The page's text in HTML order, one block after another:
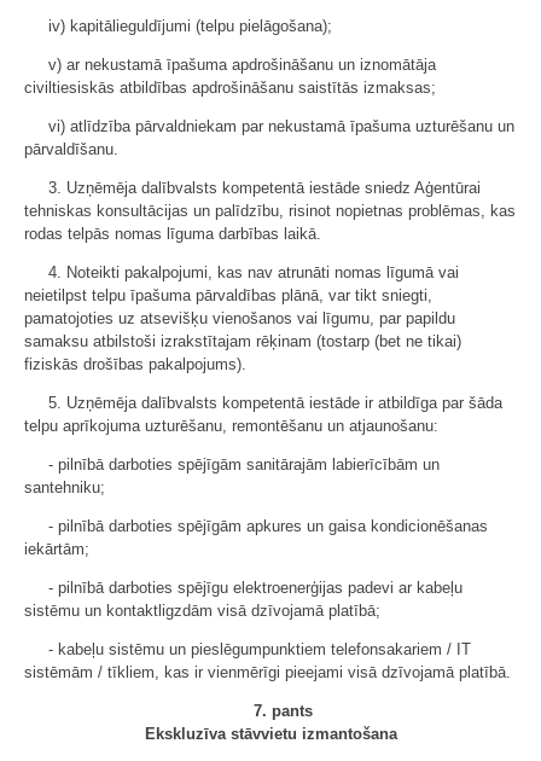
iv) kapitālieguldījumi (telpu pielāgošana);
v) ar nekustamā īpašuma apdrošināšanu un iznomātāja
civiltiesiskās atbildības apdrošināšanu saistītās izmaksas;
vi) atlīdzība pārvaldniekam par nekustamā īpašuma uzturēšanu un
pārvaldīšanu.
3. Uzņēmēja dalībvalsts kompetentā iestāde sniedz Aģentūrai
tehniskas konsultācijas un palīdzību, risinot nopietnas problēmas, kas
rodas telpās nomas līguma darbības laikā.
4. Noteikti pakalpojumi, kas nav atrunāti nomas līgumā vai
neietilpst telpu īpašuma pārvaldības plānā, var tikt sniegti,
pamatojoties uz atsevišķu vienošanos vai līgumu, par papildu
samaksu atbilstoši izrakstītajam rēķinam (tostarp (bet ne tikai)
fiziskās drošības pakalpojums).
5. Uzņēmēja dalībvalsts kompetentā iestāde ir atbildīga par šāda
telpu aprīkojuma uzturēšanu, remontēšanu un atjaunošanu:
- pilnībā darboties spējīgām sanitārajām labierīcībām un
santehniku;
- pilnībā darboties spējīgām apkures un gaisa kondicionēšanas
iekārtām;
- pilnībā darboties spējīgu elektroenerģijas padevi ar kabeļu
sistēmu un kontaktligzdām visā dzīvojamā platībā;
- kabeļu sistēmu un pieslēgumpunktiem telefonsakariem / IT
sistēmām / tīkliem, kas ir vienmērīgi pieejami visā dzīvojamā platībā.
7. pants
Ekskluzīva stāvvietu izmantošana